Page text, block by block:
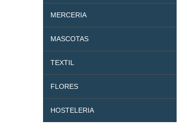
MERCERIA
MASCOTAS
TEXTIL
FLORES
HOSTELERIA